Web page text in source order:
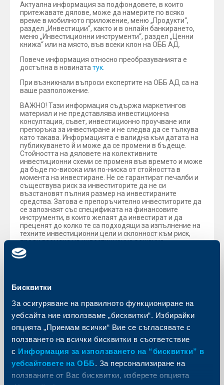
Бисквитки
За осигуряване на правилното функциониране на
уебсайта ние използваме „бисквитки“. Избирайки
опцията „Приемам всички“ Вие се съгласявате с
ползването на всички бисквитки в съответствие
с Информация за използването на “бисквитки” в
уебсайтовете на ОББ. За персонализиране на
ползваните от Вас бисквитки, изберете опцията
Актуална информация за подфондовете, в които
притежавате дялове, може да намерите по всяко
време в мобилното приложение, меню „Продукти“,
раздел „Инвестиции“, както и в онлайн банкирането,
меню „Инвестиционни инструменти“, раздел „Ценни
книжа“ или на място, във всеки клон на ОББ АД.
Повече информация относно преобразуванията е
достъпна в новината тук
При възникнали въпроси експертите на ОББ АД са на
ваше разположение.
ВАЖНО! Тази информация съдържа маркетингов
материал и не представлява инвестиционна
консултация, съвет, инвестиционно проучване или
препоръка за инвестиране и не следва да се тълкува
като такава. Информацията е валидна към датата на
публикуването й и може да се промени в бъдеще.
Стойността на дяловете на колективните
инвестиционни схеми се променя във времето и може
да бъде по-висока или по-ниска от стойността в
момента на инвестиране. Не се гарантират печалби и
съществува риск за инвеститорите да не си
възстановят пълния размер на инвестираните
средства. Затова е препоръчително инвеститорите да
се запознаят със спецификата на финансовите
инструменти, в които желаят да инвестират и да
преценят до колко те са подходящи за изпълнение на
техните инвестиционни цели и склонност към риск,
преди вземане на инвестиционно решение.
Инвестицията, която се предлага се отнася до
придобиване на дялове във фонд, а не до активи, в
инвеститорите, в размер на 90% от стойността на
но не повече от BGN 40 000 / EUR 20 000. Моля,
запознайте се с Основния информационен документ и
Проспекта, преди да инвестирате. При поискване,
можете да получите хартиено копие на тези документи
безплатно във всички клонове на ОББ, в рамките на
актуална информация относно предлаганите от ОББ
фондове, може да намерите на www.ubb.bg, в секция
„Спестявания и инвестиции“, на интернет страницата
на „Кей Би Си Асет Мениджмънт Н.В. – КЛОН“ КЧТ –